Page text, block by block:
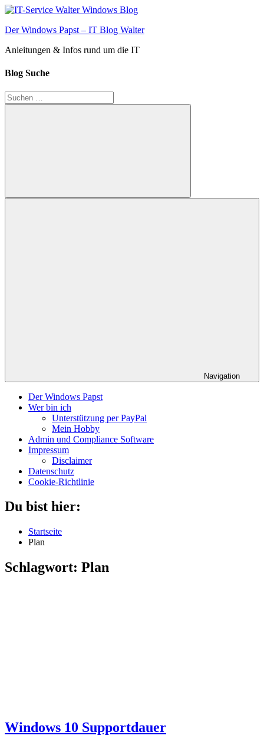
Zum
springen
Der Windows Papst – IT Blog Walter
Anleitungen & Infos rund um die IT
Blog Suche
Suchen
nach:
Suchen
Navigation
Der Windows Papst
Wer bin ich
Unterstützung per PayPal
Mein Hobby
Admin und Compliance Software
Impressum
Disclaimer
Datenschutz
Cookie-Richtlinie
Du bist hier:
Startseite
Plan
Schlagwort: Plan
Windows 10 Supportdauer